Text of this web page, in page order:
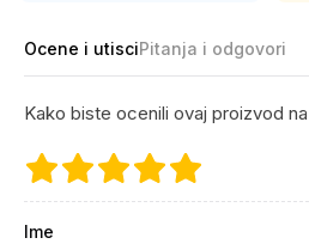
Ocene i utisciPitanja i odgovori
Kako biste ocenili ovaj proizvod
Ime